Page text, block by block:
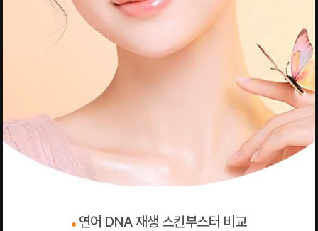
연어 DNA 재생 스킨부스터 비교